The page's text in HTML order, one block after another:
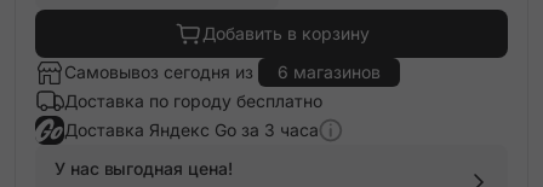
Добавить в корзину
Самовывоз сегодня из
6 магазинов
Доставка по городу бесплатно
Доставка Яндекс Go за 3 часа
У нас выгодная цена!